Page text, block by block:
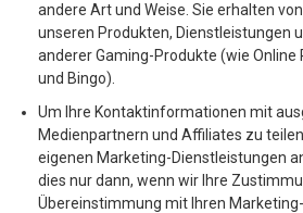
andere Art und Weise. Sie erhalten
unseren Produkten, Dienstleistungen
anderer Gaming-Produkte (wie Online
und Bingo).
Um Ihre Kontaktinformationen mit
Medienpartnern und Affiliates zu
eigenen Marketing-Dienstleistungen
dies nur dann, wenn wir Ihre
Übereinstimmung mit Ihren